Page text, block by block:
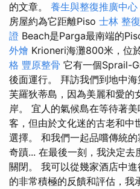
的文章。 養生與整復推廣中心
房屋約為它距離Piso 士林 整復
證 Beach是Parga最南端的
外燴 Krioneri海灘800米，位
格 豐原整骨 它有一個Sprail-
後面運行。 拜訪我們到地中
芙羅狄蒂島，因為美麗和愛的
岸。 宜人的氣候島在等待著
客，但由於文化迷的古老和中
選擇。 和我們一起品嚐傳統
奇蹟... 在最後一刻，我決定
關閉。 我可以從幾家酒店中
的非常積極的反饋和評估，